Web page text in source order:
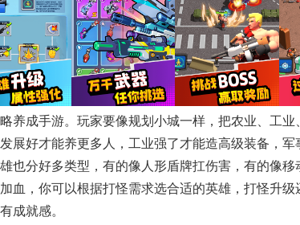
养成手游。玩家要像规划小城一样，把农业、工业
展好才能养更多人，工业强了才能造高级装备，军
也分好多类型，有的像人形盾牌扛伤害，有的像移
血，你可以根据打怪需求选合适的英雄，打怪升级
成就感。